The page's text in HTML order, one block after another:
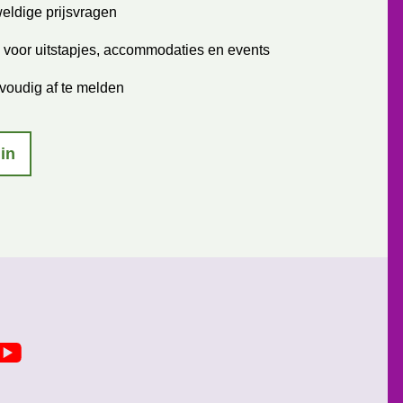
prijsvragen
voor uitstapjes, accommodaties en events
af te melden